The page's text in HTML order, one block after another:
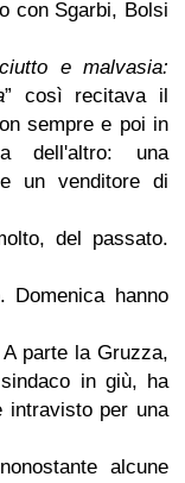
con Sgarbi, Bolsi
e malvasia:
” così recitava il
sempre e poi in
dell'altro: una
un venditore di
del passato.
Domenica hanno
parte la Gruzza,
in giù, ha
intravisto per una
alcune